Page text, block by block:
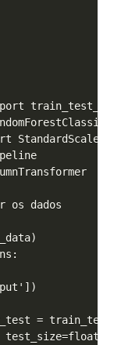
StandardScaler,
os dados
=